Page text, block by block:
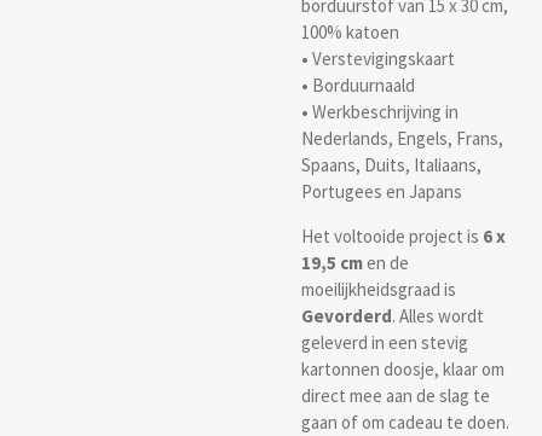
borduurstof van 15 x 30 cm,
100% katoen
• Verstevigingskaart
• Borduurnaald
• Werkbeschrijving in
Nederlands, Engels, Frans,
Spaans, Duits, Italiaans,
Portugees en Japans
Het voltooide project is 6 x
19,5 cmen de
moeilijkheidsgraad is
Gevorderd. Alles wordt
geleverd in een stevig
kartonnen doosje, klaar om
direct mee aan de slag te
gaan of om cadeau te doen.